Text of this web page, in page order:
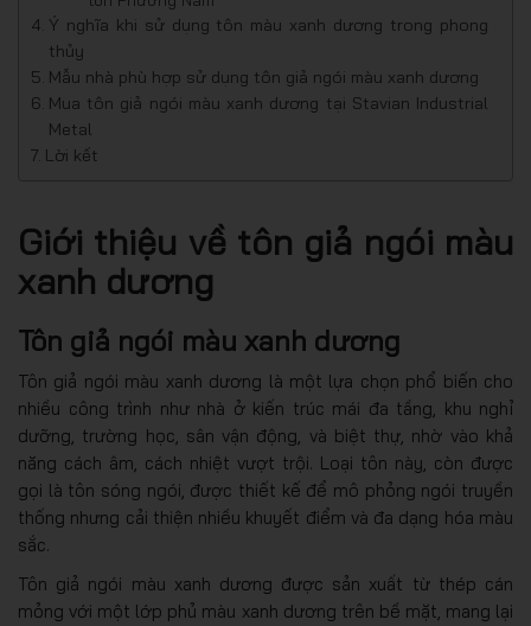
Ý nghĩa khi sử dụng tôn màu xanh dương trong phong
thủy
Mẫu nhà phù hợp sử dụng tôn giả ngói màu xanh dương
Mua tôn giả ngói màu xanh dương tại Stavian Industrial
Metal
Lời kết
Giới thiệu về tôn giả ngói màu
xanh dương
Tôn giả ngói màu xanh dương
Tôn giả ngói màu xanh dương là một lựa chọn phổ biến cho
nhiều công trình như nhà ở kiến trúc mái đa tầng, khu nghỉ
dưỡng, trường học, sân vận động, và biệt thự, nhờ vào khả
năng cách âm, cách nhiệt vượt trội. Loại tôn này, còn được
gọi là tôn sóng ngói, được thiết kế để mô phỏng ngói truyền
thống nhưng cải thiện nhiều khuyết điểm và đa dạng hóa màu
sắc.
Tôn giả ngói màu xanh dương được sản xuất từ thép cán
mỏng với một lớp phủ màu xanh dương trên bề mặt, mang lại